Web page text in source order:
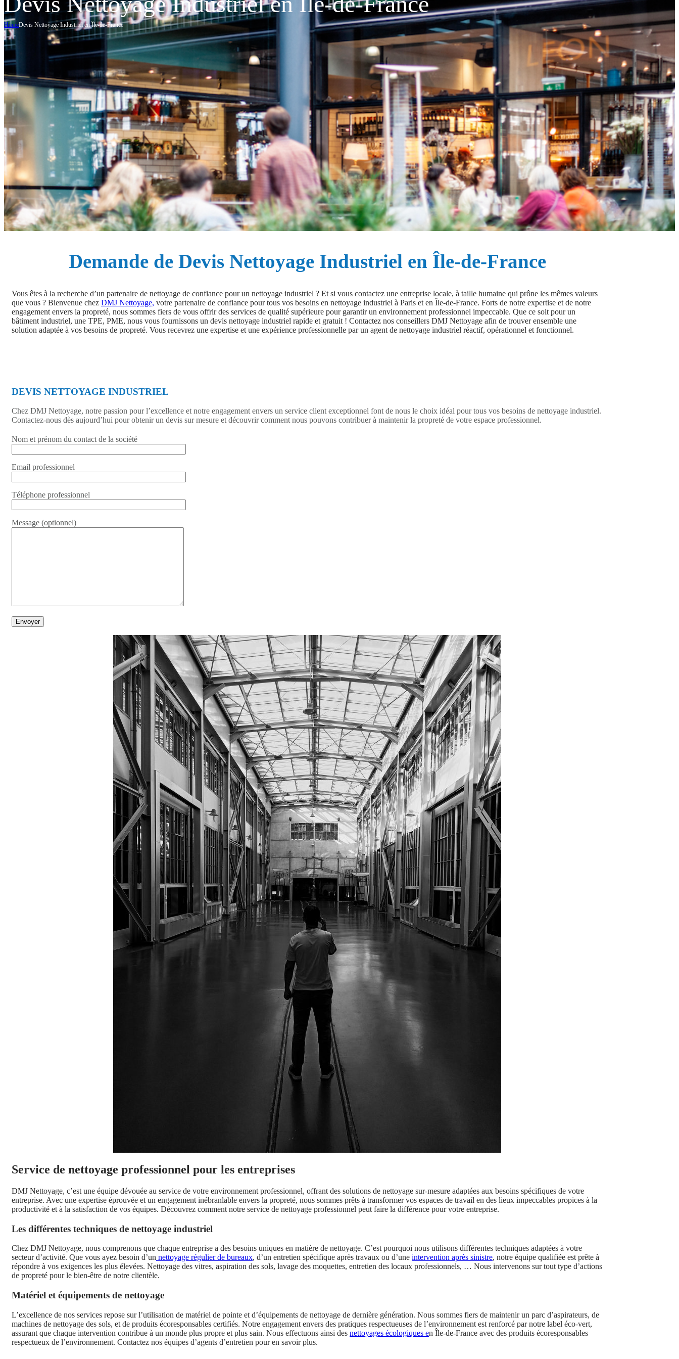
HomeDevis Nettoyage Industriel en Île-de-France
Demande de Devis Nettoyage Industriel en Île-de-France
Vous êtes à la recherche d’un partenaire de nettoyage de confiance pour un nettoyage industriel ? Et si vous contactez une entreprise locale, à taille humaine qui prône les mêmes valeurs
que vous ? Bienvenue chez DMJ Nettoyage, votre partenaire de confiance pour tous vos besoins en nettoyage industriel à Paris et en Île-de-France. Forts de notre expertise et de notre
engagement envers la propreté, nous sommes fiers de vous offrir des services de qualité supérieure pour garantir un environnement professionnel impeccable. Que ce soit pour un
bâtiment industriel, une TPE, PME, nous vous fournissons un devis nettoyage industriel rapide et gratuit ! Contactez nos conseillers DMJ Nettoyage afin de trouver ensemble une
solution adaptée à vos besoins de propreté. Vous recevrez une expertise et une expérience professionnelle par un agent de nettoyage industriel réactif, opérationnel et fonctionnel.
DEVIS NETTOYAGE INDUSTRIEL
Chez DMJ Nettoyage, notre passion pour l’excellence et notre engagement envers un service client exceptionnel font de nous le choix idéal pour tous vos besoins de nettoyage industriel.
Contactez-nous dès aujourd’hui pour obtenir un devis sur mesure et découvrir comment nous pouvons contribuer à maintenir la propreté de votre espace professionnel.
Nom et prénom du contact de la société
Email professionnel
Téléphone professionnel
Message (optionnel)
Service de nettoyage professionnel pour les entreprises
DMJ Nettoyage, c’est une équipe dévouée au service de votre environnement professionnel, offrant des solutions de nettoyage sur-mesure adaptées aux besoins spécifiques de votre
entreprise. Avec une expertise éprouvée et un engagement inébranlable envers la propreté, nous sommes prêts à transformer vos espaces de travail en des lieux impeccables propices à la
productivité et à la satisfaction de vos équipes. Découvrez comment notre service de nettoyage professionnel peut faire la différence pour votre entreprise.
Les différentes techniques de nettoyage industriel
Chez DMJ Nettoyage, nous comprenons que chaque entreprise a des besoins uniques en matière de nettoyage. C’est pourquoi nous utilisons différentes techniques adaptées à votre
secteur d’activité. Que vous ayez besoin d’un nettoyage régulier de bureaux, d’un entretien spécifique après travaux ou d’une intervention après sinistre, notre équipe qualifiée est prête à
répondre à vos exigences les plus élevées. Nettoyage des vitres, aspiration des sols, lavage des moquettes, entretien des locaux professionnels, … Nous intervenons sur tout type d’actions
de propreté pour le bien-être de notre clientèle.
Matériel et équipements de nettoyage
L’excellence de nos services repose sur l’utilisation de matériel de pointe et d’équipements de nettoyage de dernière génération. Nous sommes fiers de maintenir un parc d’aspirateurs, de
machines de nettoyage des sols, et de produits écoresponsables certifiés. Notre engagement envers des pratiques respectueuses de l’environnement est renforcé par notre label éco-vert,
assurant que chaque intervention contribue à un monde plus propre et plus sain. Nous effectuons ainsi des nettoyages écologiques en Île-de-France avec des produits écoresponsables
respectueux de l’environnement. Contactez nos équipes d’agents d’entretien pour en savoir plus.